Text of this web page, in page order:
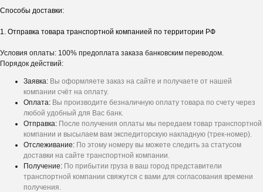
Способы доставки:
1. Отправка товара транспортной компанией по территории РФ
Условия оплаты: 100% предоплата заказа банковским переводом.
Порядок действий:
Заявка: Вы оформляете заказ на сайте и получаете от нашей
компании счёт на оплату.
Оплата: Вы производите безналичную оплату товара по счету через
любой удобный для Вас банк.
Отправка: После получения оплаты мы передаем товар транспортной
компании и высылаем вам экспедиторскую накладную (трек-номер).
Отслеживание: По этому номеру вы можете следить за статусом
доставки на сайте транспортной компании.
Получение: По прибытии груза в ваш город представители
транспортной компании свяжутся с вами для согласования времени
получения.